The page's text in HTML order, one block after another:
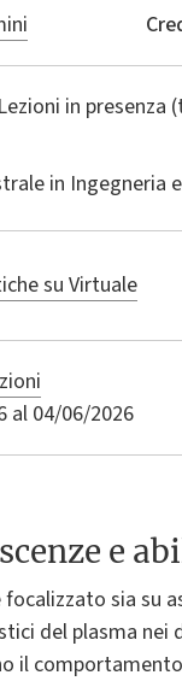
Lezioni in
in Ingegneria
su Virtuale
al 04/06/2026
e
focalizzato sia su
del plasma nei
il